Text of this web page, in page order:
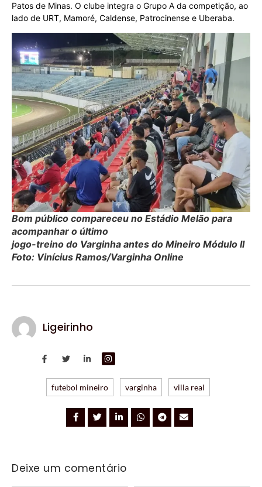
Patos de Minas. O clube integra o Grupo A da competição, ao
lado de URT, Mamoré, Caldense, Patrocinense e Uberaba.
Bom público compareceu no Estádio Melão para
acompanhar o último
jogo-treino do Varginha antes do Mineiro Módulo II
Foto: Vinícius Ramos/Varginha Online
Ligeirinho
futebol mineiro varginha villa real
Deixe um comentário